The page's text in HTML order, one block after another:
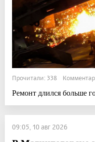
Прочитали: 338
Ремонт длился больше
09:05, 10 авг 2026